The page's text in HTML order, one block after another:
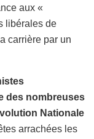
aux «
libérales de
carrière par un
des nombreuses
Nationale
arrachées les